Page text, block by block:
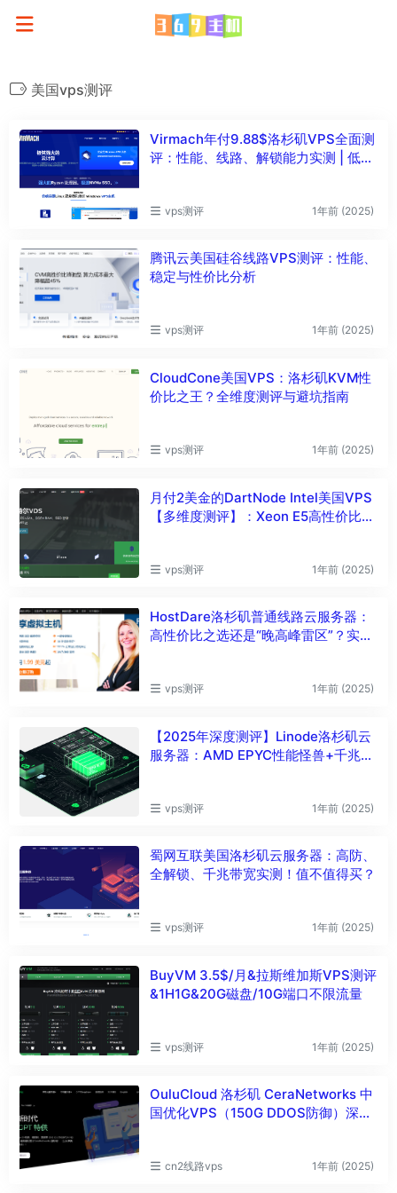
美国vps测评
Virmach年付9.88$洛杉矶VPS全面测
评：性能、线路、解锁能力实测 | 低价
vps测评 1年前 (2025)
腾讯云美国硅谷线路VPS测评：性能、
稳定与性价比分析
vps测评 1年前 (2025)
CloudCone美国VPS：洛杉矶KVM性
价比之王？全维度测评与避坑指南
vps测评 1年前 (2025)
月付2美金的DartNode Intel美国VPS
【多维度测评】：Xeon E5高性价比&
vps测评 1年前 (2025)
HostDare洛杉矶普通线路云服务器：
高性价比之选还是“晚高峰雷区”？实测
vps测评 1年前 (2025)
【2025年深度测评】Linode洛杉矶云
服务器：AMD EPYC性能怪兽+千兆带
vps测评 1年前 (2025)
蜀网互联美国洛杉矶云服务器：高防、
全解锁、千兆带宽实测！值不值得买？
vps测评 1年前 (2025)
BuyVM 3.5$/月&拉斯维加斯VPS测评
&1H1G&20G磁盘/10G端口不限流量
vps测评 1年前 (2025)
OuluCloud 洛杉矶 CeraNetworks 中
国优化VPS（150G DDOS防御）深度
cn2线路vps 1年前 (2025)